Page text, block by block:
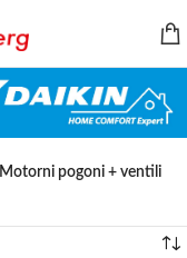
Motorni pogoni + ventili